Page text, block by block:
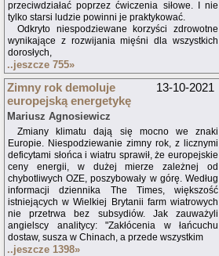
przeciwdziałać poprzez ćwiczenia siłowe. I nie
tylko starsi ludzie powinni je praktykować.
Odkryto niespodziewane korzyści zdrowotne
wynikające z rozwijania mięśni dla wszystkich
dorosłych,
..jeszcze 755»
13-10-2021
Zimny rok demoluje
europejską energetykę
Mariusz Agnosiewicz
Zmiany klimatu dają się mocno we znaki
Europie. Niespodziewanie zimny rok, z licznymi
deficytami słońca i wiatru sprawił, że europejskie
ceny energii, w dużej mierze zależnej od
chybotliwych OZE, poszybowały w górę. Według
informacji dziennika The Times, większość
istniejących w Wielkiej Brytanii farm wiatrowych
nie przetrwa bez subsydiów. Jak zauważyli
angielscy analitycy: "Zakłócenia w łańcuchu
dostaw, susza w Chinach, a przede wszystkim
..jeszcze 1398»